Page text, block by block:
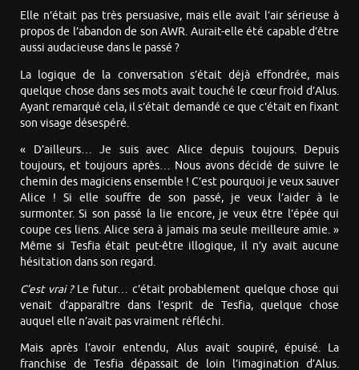
Elle n’était pas très persuasive, mais elle avait l’air sérieuse à
propos de l’abandon de son AWR. Aurait-elle été capable d’être
aussi audacieuse dans le passé ?
La logique de la conversation s’était déjà effondrée, mais
quelque chose dans ses mots avait touché le cœur froid d’Alus.
Ayant remarqué cela, il s’était demandé ce que c’était en fixant
son visage désespéré.
« D’ailleurs… Je suis avec Alice depuis toujours. Depuis
toujours, et toujours après… Nous avons décidé de suivre le
chemin des magiciens ensemble ! C’est pourquoi je veux sauver
Alice ! Si elle souffre de son passé, je veux l’aider à le
surmonter. Si son passé la lie encore, je veux être l’épée qui
coupe ces liens. Alice sera à jamais ma seule meilleure amie. »
Même si Tesfia était peut-être illogique, il n’y avait aucune
hésitation dans son regard.
C’est vrai ?Le futur… c’était probablement quelque chose qui
venait d’apparaître dans l’esprit de Tesfia, quelque chose
auquel elle n’avait pas vraiment réfléchi.
Mais après l’avoir entendu, Alus avait soupiré, épuisé. La
franchise de Tesfia dépassait de loin l’imagination d’Alus.